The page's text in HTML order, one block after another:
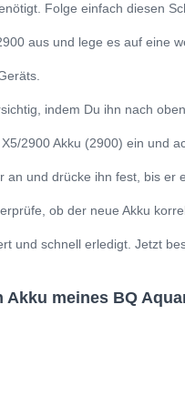
Folge einfach diesen
aus und lege es auf eine
indem Du ihn nach
2900 Akku (2900) ein und
an und drücke ihn fest, bis er
ob der neue Akku
und schnell erledigt. Jetzt
meines BQ